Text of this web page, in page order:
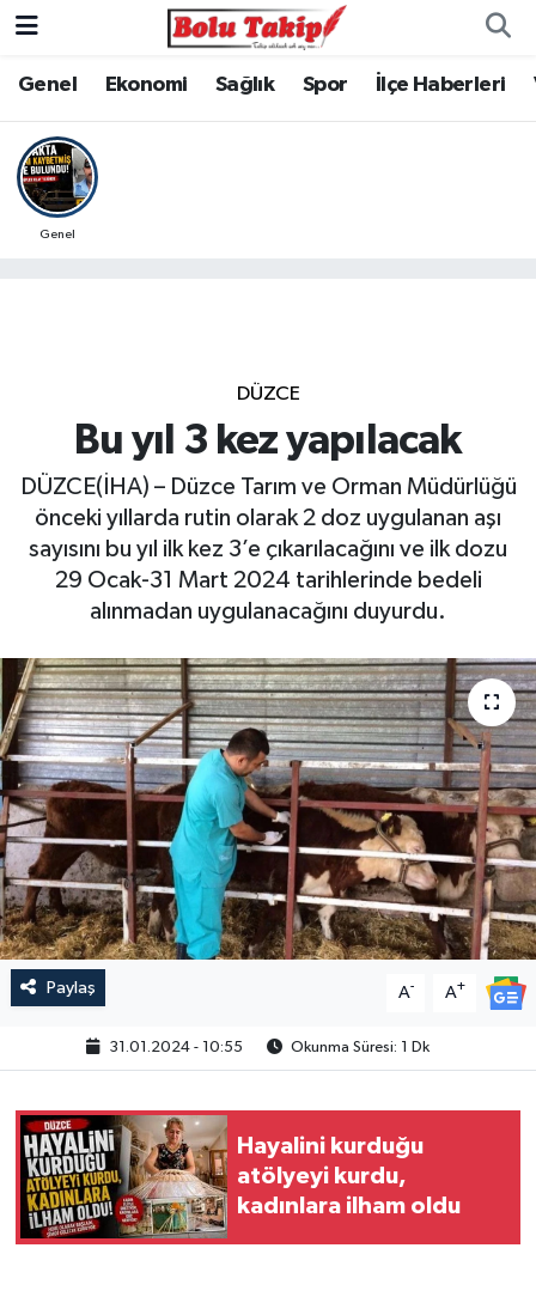
Genel Ekonomi Sağlık Spor İlçe Haberleri
Genel
DÜZCE
Bu yıl 3 kez yapılacak
DÜZCE(İHA) – Düzce Tarım ve Orman Müdürlüğü
önceki yıllarda rutin olarak 2 doz uygulanan aşı
sayısını bu yıl ilk kez 3’e çıkarılacağını ve ilk dozu
29 Ocak-31 Mart 2024 tarihlerinde bedeli
alınmadan uygulanacağını duyurdu.
Paylaş A- A+
31.01.2024 - 10:55 Okunma Süresi: 1 Dk
Hayalini kurduğu
atölyeyi kurdu,
kadınlara ilham oldu